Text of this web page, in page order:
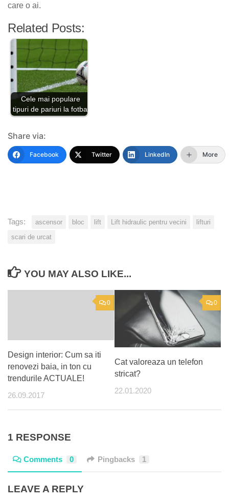
care o ai.
Related Posts:
Cele mai populare
tipuri de pariuri la fotbal
Share via:
Facebook Twitter LinkedIn More
Tags: ascensor bloc lift Lift hidraulic pentru vecini
lifturi
scari de urcat
YOU MAY ALSO LIKE...
0
Design interior: Cum sa iti
renovezi baia, in ton cu
trendurile ACTUALE!
26.09.2017
0
Cat valoreaza un telefon
stricat?
22.01.2020
1 RESPONSE
Comments 0 Pingbacks 1
LEAVE A REPLY